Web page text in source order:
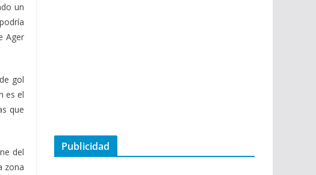
un
Ager
gol
es el
que
del
zona
Publicidad